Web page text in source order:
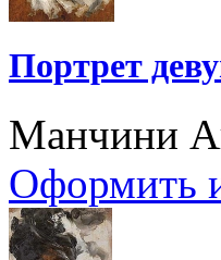
Портрет
Манчини
Оформить и